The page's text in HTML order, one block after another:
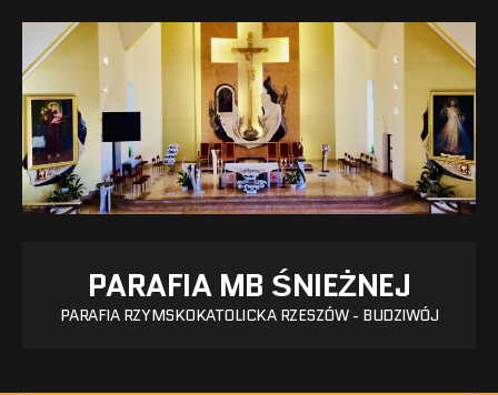
PARAFIA MB ŚNIEŻNEJ
PARAFIA RZYMSKOKATOLICKA RZESZÓW - BUDZIWÓJ